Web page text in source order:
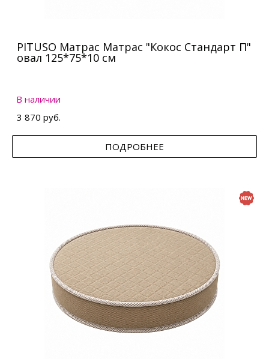
PITUSO Матрас Матрас "Кокос Стандарт П"
овал 125*75*10 см
В наличии
3 870 руб.
ПОДРОБНЕЕ